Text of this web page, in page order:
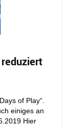
of Play“.
einiges an
Hier